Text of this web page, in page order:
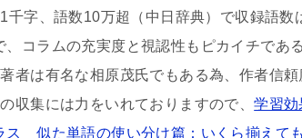
字、語数10万超（中日辞典）で収録語数
コラムの充実度と視認性もピカイチであ
者は有名な相原茂氏でもある為、作者信頼
収集には力をいれておりますので、学習効
似た単語の使い分け篇：いくら揃えて